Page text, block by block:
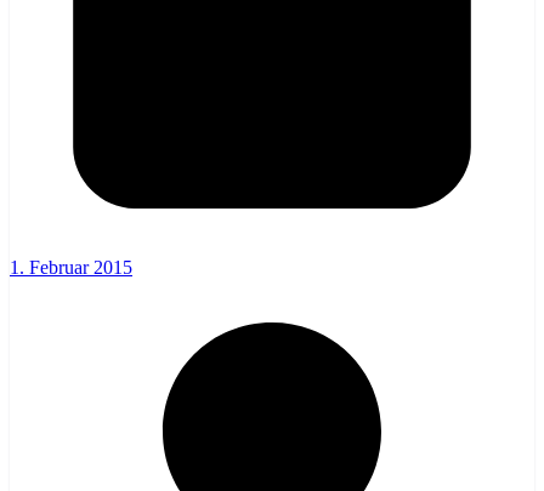
1. Februar 2015